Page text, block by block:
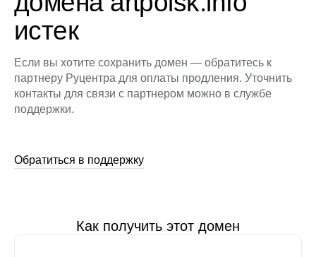
истек
Если вы хотите сохранить домен — обратитесь к
партнеру Руцентра для оплаты продления. Уточнить
контакты для связи с партнером можно в службе
поддержки.
Обратиться в поддержку
Как получить этот домен